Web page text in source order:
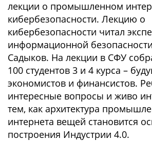
лекции о промышленном
кибербезопасности. Лекцию о
кибербезопасности читал
информационной
Садыков. На лекции в СФУ
100 студентов 3 и 4 курса –
экономистов и финансистов.
интересные вопросы и живо
тем, как архитектура
интернета вещей становится
построения Индустрии 4.0.